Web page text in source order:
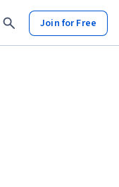
Join for Free